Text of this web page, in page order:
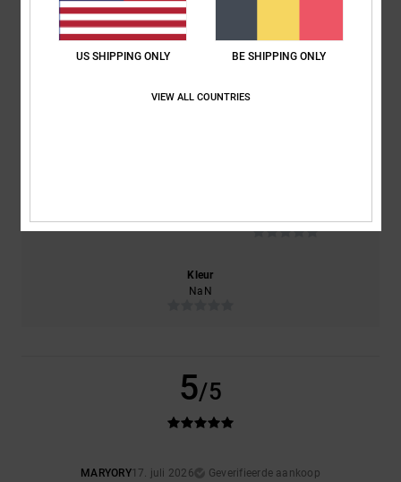
Kleur
NaN
5/5
MARYORY17. juli 2026
Geverifieerde aankoop
US SHIPPING ONLY BE SHIPPING ONLY
VIEW ALL COUNTRIES